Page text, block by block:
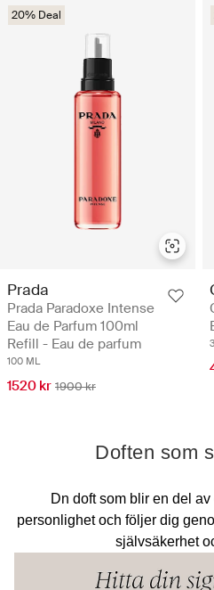
20% Deal
Prada
Prada Paradoxe Intense
Eau de Parfum 100ml
Refill - Eau de parfum
100 ML
1520 kr 1900 kr
Doften som
Dn doft som blir en del
personlighet och följer dig
självsäkerhet